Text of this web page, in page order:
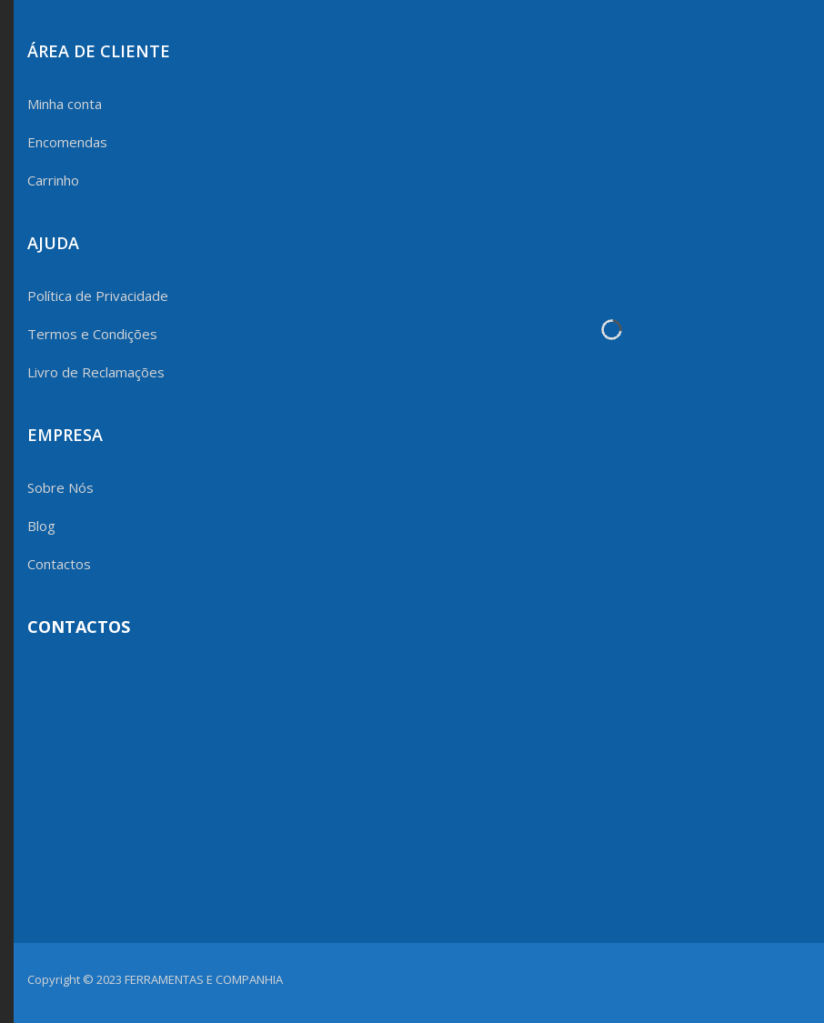
ÁREA DE CLIENTE
Minha conta
Encomendas
Carrinho
AJUDA
Política de Privacidade
Termos e Condições
Livro de Reclamações
EMPRESA
Sobre Nós
Blog
Contactos
CONTACTOS
Copyright © 2023 FERRAMENTAS E COMPANHIA